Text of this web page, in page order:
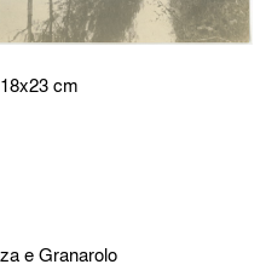
cm
e Granarolo